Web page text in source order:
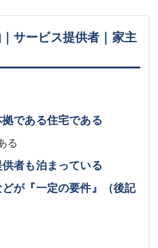
サービス提供者｜家主
である住宅である
る
者も泊まっている
が『一定の要件』（後記